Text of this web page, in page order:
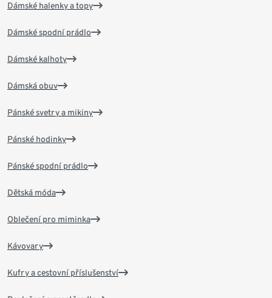
Dámské halenky a topy
Dámské spodní prádlo
Dámské kalhoty
Dámská obuv
Pánské svetry a mikiny
Pánské hodinky
Pánské spodní prádlo
Dětská móda
Oblečení pro miminka
Kávovary
Kufry a cestovní příslušenství